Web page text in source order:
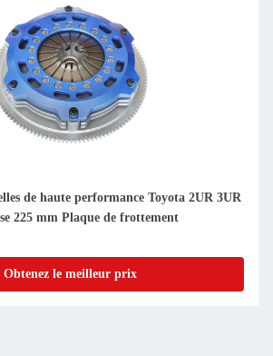
de haute performance Toyota 2UR 3UR
225 mm Plaque de frottement
Obtenez le meilleur prix